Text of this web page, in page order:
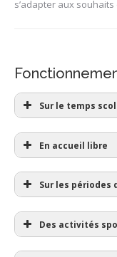
s’adapter aux
Sur le temps
En accueil libre
Sur les périodes
Des activités